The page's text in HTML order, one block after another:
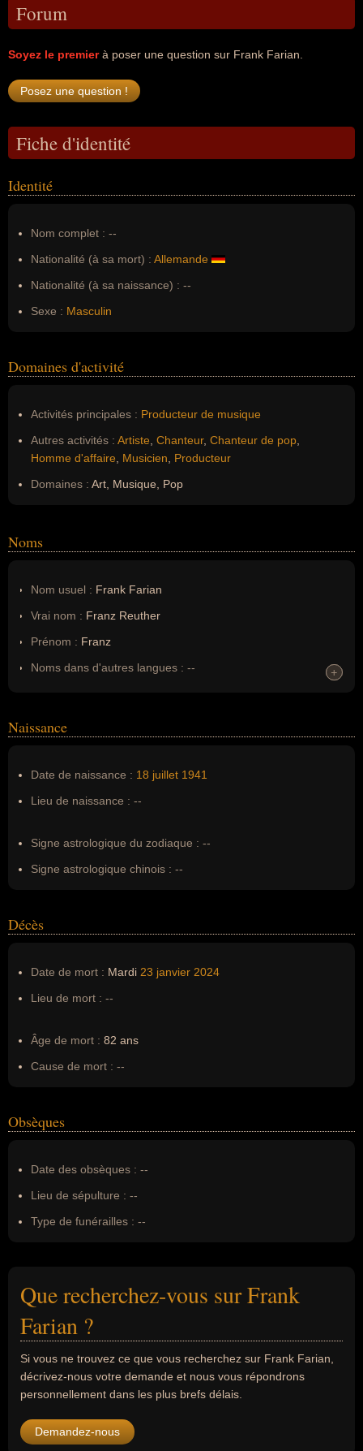
Forum
Soyez le premierà poser une question sur Frank Farian.
Fiche d'identité
Identité
Nom complet : --
Nationalité (à sa mort) : Allemande
Nationalité (à sa naissance) : --
Sexe : Masculin
Domaines d'activité
Activités principales : Producteur de musique
Autres activités : Artiste Chanteur, Chanteur de pop
Homme d'affaire
Musicien
Producteur
Domaines : Art, Musique, Pop
Noms
Nom usuel : Frank Farian
Vrai nom : Franz Reuther
Prénom : Franz
Noms dans d'autres langues : --
Nom de famille :Reuther
+
+
Naissance
Date de naissance : 18 juillet 1941
Lieu de naissance : --
Signe astrologique du zodiaque : --
Signe astrologique chinois : --
Décès
Date de mort : Mardi 23 janvier 2024
Lieu de mort : --
Âge de mort : 82 ans
Cause de mort : --
Obsèques
Date des obsèques : --
Lieu de sépulture : --
Type de funérailles : --
Que recherchez-vous sur Frank
Farian ?
Si vous ne trouvez ce que vous recherchez sur Frank Farian,
décrivez-nous votre demande et nous vous répondrons
personnellement dans les plus brefs délais.
Demandez-nous